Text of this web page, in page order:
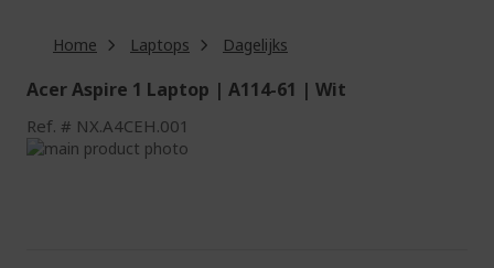
Home Laptops Dagelijks
Acer Aspire 1 Laptop | A114-61 | Wit
Ref. NX.A4CEH.001
Ga